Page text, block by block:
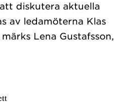
diskutera aktuella
av ledamöterna Klas
Lena Gustafsson,